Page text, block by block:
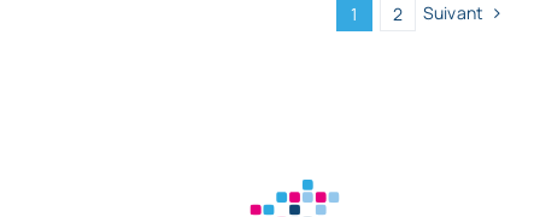
1 2 Suivant